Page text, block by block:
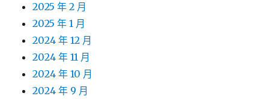
2025 年 2 月
2025 年 1 月
2024 年 12 月
2024 年 11 月
2024 年 10 月
2024 年 9 月